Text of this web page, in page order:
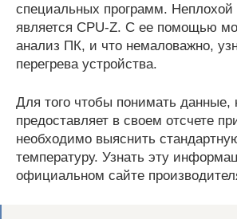
специальных программ. Неплохой
является CPU-Z. С ее помощью
анализ ПК, и что немаловажно,
перегрева устройства.
Для того чтобы понимать данные,
предоставляет в своем отсчете
необходимо выяснить
температуру. Узнать эту
официальном сайте